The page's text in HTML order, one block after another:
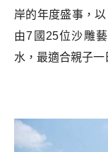
岸的年度盛事，
由7國25位沙雕
水，最適合親子一